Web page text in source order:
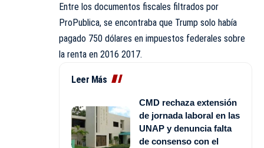
Entre los documentos fiscales filtrados por
ProPublica, se encontraba que Trump solo había
pagado 750 dólares en impuestos federales sobre
la renta en 2016 2017.
Leer Más
CMD rechaza extensión
de jornada laboral en las
UNAP y denuncia falta
de consenso con el